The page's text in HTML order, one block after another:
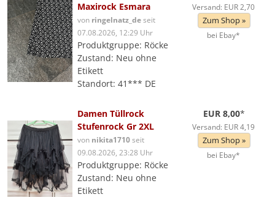
Maxirock Esmara
von ringelnatz_deseit
07.08.2026, 12:29 Uhr
Produktgruppe: Röcke
Zustand: Neu ohne
Etikett
Standort: 41*** DE
Versand: EUR 2,70
Zum Shop »
bei Ebay*
Damen Tüllrock
Stufenrock Gr 2XL
von nikita1710seit
09.08.2026, 23:28 Uhr
Produktgruppe: Röcke
Zustand: Neu ohne
Etikett
EUR 8,00*
Versand: EUR 4,19
Zum Shop »
bei Ebay*